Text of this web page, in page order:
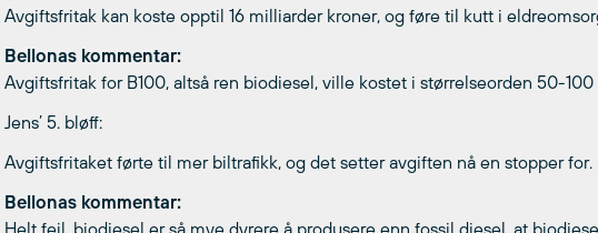
Avgiftsfritak kan koste opptil 16 milliarder kroner, og føre til kutt i
Bellonas kommentar:
Avgiftsfritak for B100, altså ren biodiesel, ville kostet i størrelseorden 50-
Jens’ 5. bløff:
Avgiftsfritaket førte til mer biltrafikk, og det setter avgiften nå en stopper for.
Bellonas kommentar:
Helt feil, biodiesel er så mye dyrere å produsere enn fossil diesel, at